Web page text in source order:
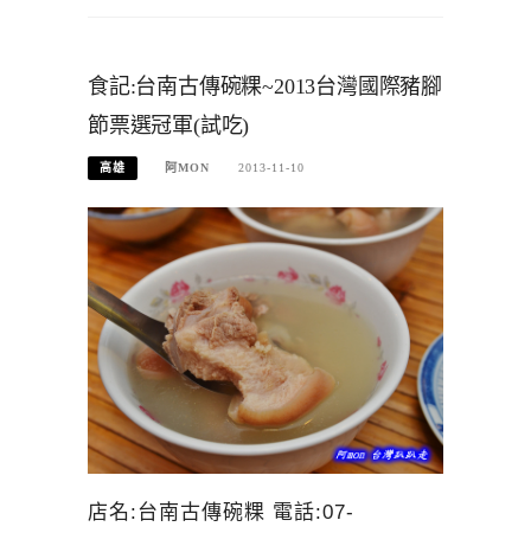
食記:台南古傳碗粿~2013台灣國際豬腳
節票選冠軍(試吃)
高雄 阿MON 2013-11-10
店名:台南古傳碗粿 電話:07-